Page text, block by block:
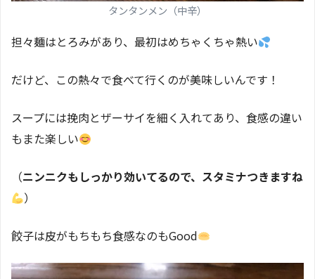
タンタンメン（中辛）
担々麺はとろみがあり、最初はめちゃくちゃ熱い
だけど、この熱々で食べて行くのが美味しいんです！
スープには挽肉とザーサイを細く入れてあり、食感の違い
もまた楽しい
（ニンニクもしっかり効いてるので、スタミナつきますね
）
餃子は皮がもちもち食感なのもGood